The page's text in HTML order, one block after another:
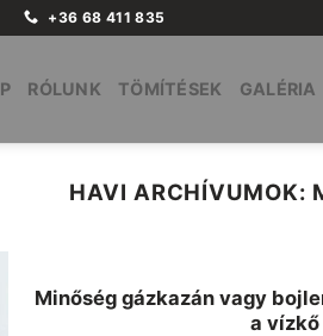
+36 68 411 835
RÓLUNK TÖMÍTÉSEK GALÉRIA
HAVI ARCHÍVUMOK:
Minőség gázkazán vagy
a vízkő